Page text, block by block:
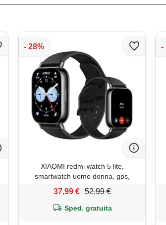
XIAOMI redmi watch 5 lite,
smartwatch uomo donna, gps,
batteria 18 giorno, nero
37,99 € 52,99 €
Sped. gratuita